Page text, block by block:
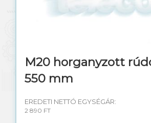
M20 horganyzott
550 mm
EREDETI NETTÓ EGYSÉGÁR:
2 890 FT